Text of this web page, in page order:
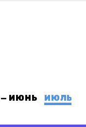
— ИЮНЬ ИЮЛЬ —